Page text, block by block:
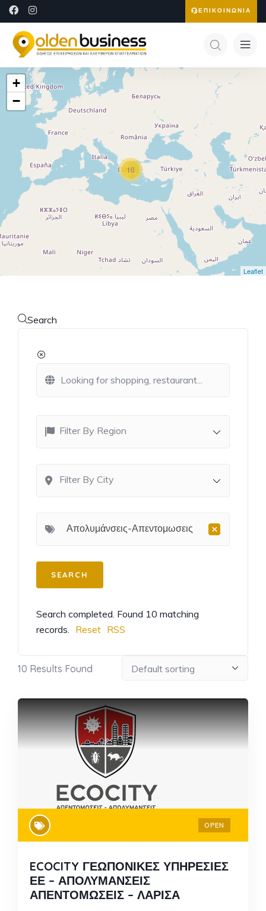
ΕΠΙΚΟΙΝΩΝΙΑ
10
+
−
Leaflet
Search
Filter By Region
Filter By City
×
Απολυμάνσεις-Απεντομωσεις
Search completed. Found 10 matching
records.
Reset RSS
10 Results Found
OPEN
ECOCITY ΓΕΩΠΟΝΙΚΕΣ ΥΠΗΡΕΣΙΕΣ
ΕΕ – ΑΠΟΛΥΜΑΝΣΕΙΣ
ΑΠΕΝΤΟΜΩΣΕΙΣ – ΛΑΡΙΣΑ